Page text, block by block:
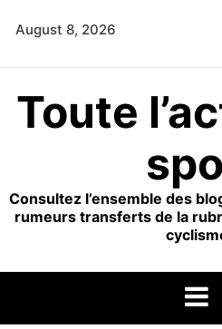
August 8, 2026
Toute
Consultez l’ensemble des
rumeurs transferts de la